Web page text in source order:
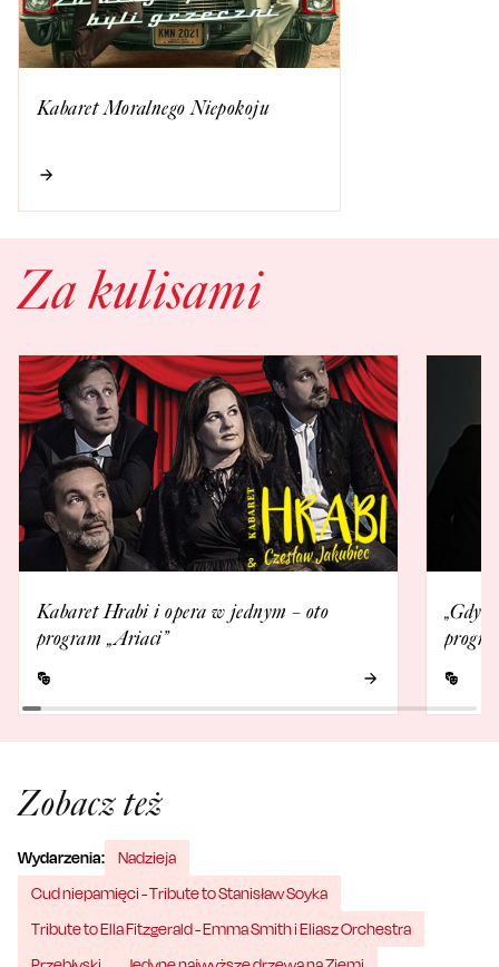
Kabaret Moralnego Niepokoju
Za kulisami
Kabaret Hrabi i opera w jednym – oto
program „Ariaci”
„Gdy
Zobacz też
Wydarzenia:
Nadzieja
Cud niepamięci - Tribute to Stanisław Soyka
Tribute to Ella Fitzgerald - Emma Smith i Eliasz Orchestra